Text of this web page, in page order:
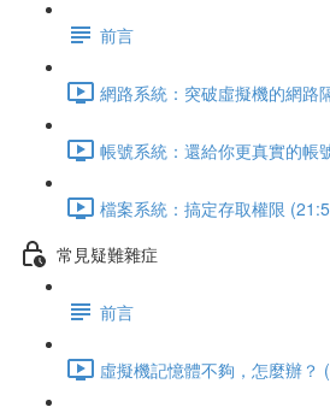
前言
網路系統：突破虛擬機的網路
帳號系統：還給你更真實的帳
檔案系統：搞定存取權限
常見疑難雜症
前言
虛擬機記憶體不夠，怎麼辦？